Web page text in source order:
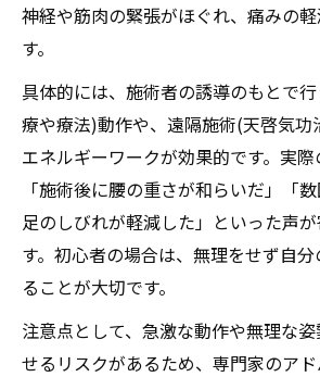
神経や筋肉の緊張がほぐれ、痛みの
す。
具体的には、施術者の誘導のもとで
療や療法)動作や、遠隔施術(天啓気功
エネルギーワークが効果的です。実際
「施術後に腰の重さが和らいだ」「
足のしびれが軽減した」といった声
す。初心者の場合は、無理をせず自
ることが大切です。
注意点として、急激な動作や無理な
せるリスクがあるため、専門家のア